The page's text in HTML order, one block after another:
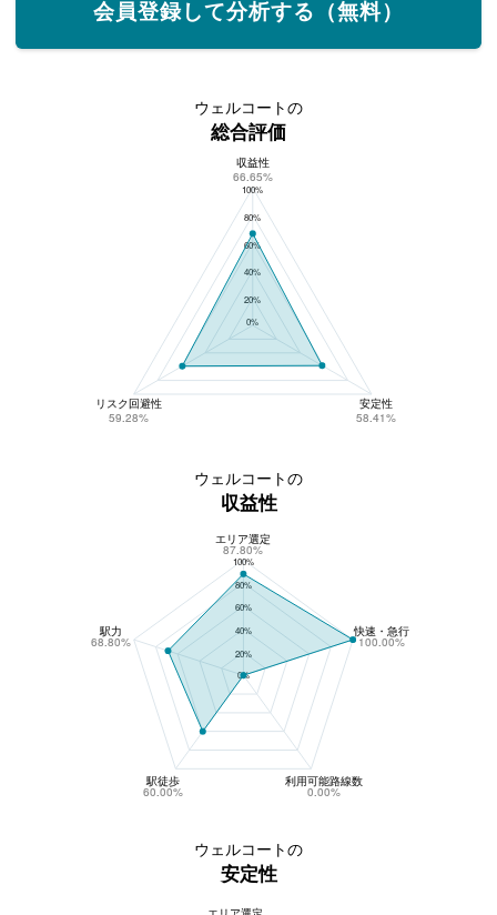
会員登録して分析する（無料）
ウェルコートの
総合評価
ウェルコートの総合評価
100%
80%
60%
40%
20%
0%
収益性
66.65%
リスク回避性
59.28%
安定性
58.41%
ウェルコートの
収益性
ウェルコートの収益性
100%
80%
60%
40%
20%
0%
エリア選定
87.80%
駅力
68.80%
駅徒歩
60.00%
利用可能路線数
0.00%
快速・急行
100.00%
ウェルコートの
安定性